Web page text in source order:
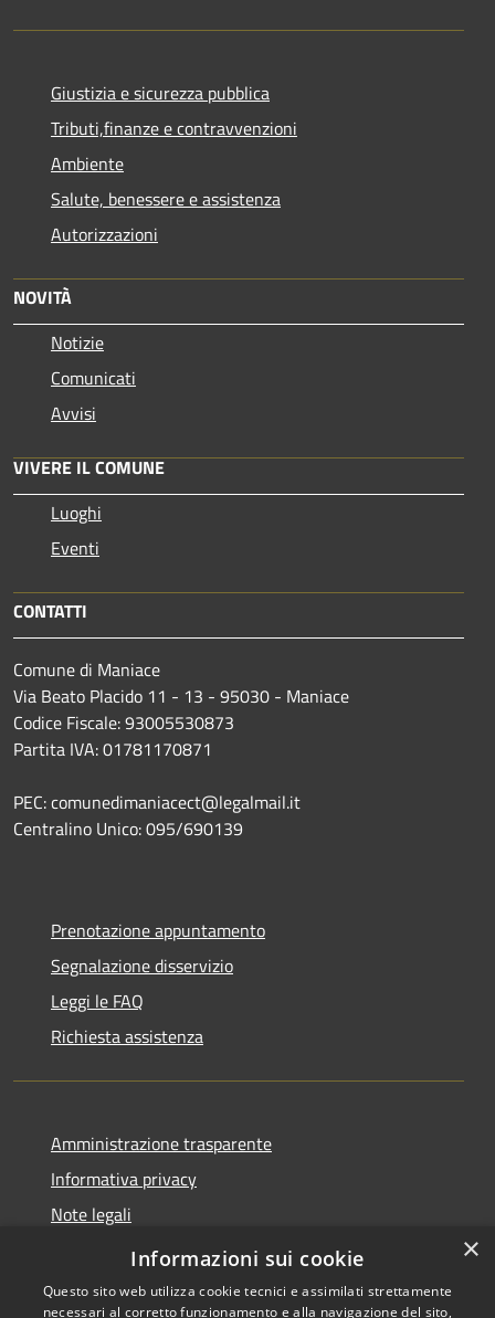
Giustizia e sicurezza pubblica
Tributi,finanze e contravvenzioni
Ambiente
Salute, benessere e assistenza
Autorizzazioni
NOVITÀ
Notizie
Comunicati
Avvisi
VIVERE IL COMUNE
Luoghi
Eventi
CONTATTI
Comune di Maniace
Via Beato Placido 11 - 13 - 95030 - Maniace
Codice Fiscale: 93005530873
Partita IVA: 01781170871
PEC: comunedimaniacect@legalmail.it
Centralino Unico: 095/690139
Prenotazione appuntamento
Segnalazione disservizio
Leggi le FAQ
Richiesta assistenza
Amministrazione trasparente
Informativa privacy
Note legali
Dichiarazione di accessibilità
×
Informazioni sui cookie
Questo sito web utilizza cookie tecnici e assimilati strettamente
necessari al corretto funzionamento e alla navigazione del sito,